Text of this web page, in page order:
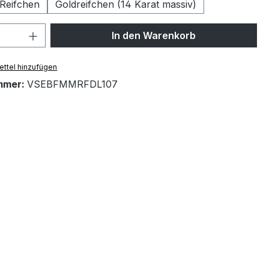
Goldreifchen (14 Karat massiv)
Anzahl: Gib den gewünschten Wert
In den Warenkorb
hinzufügen
VSEBFMMRFDL107